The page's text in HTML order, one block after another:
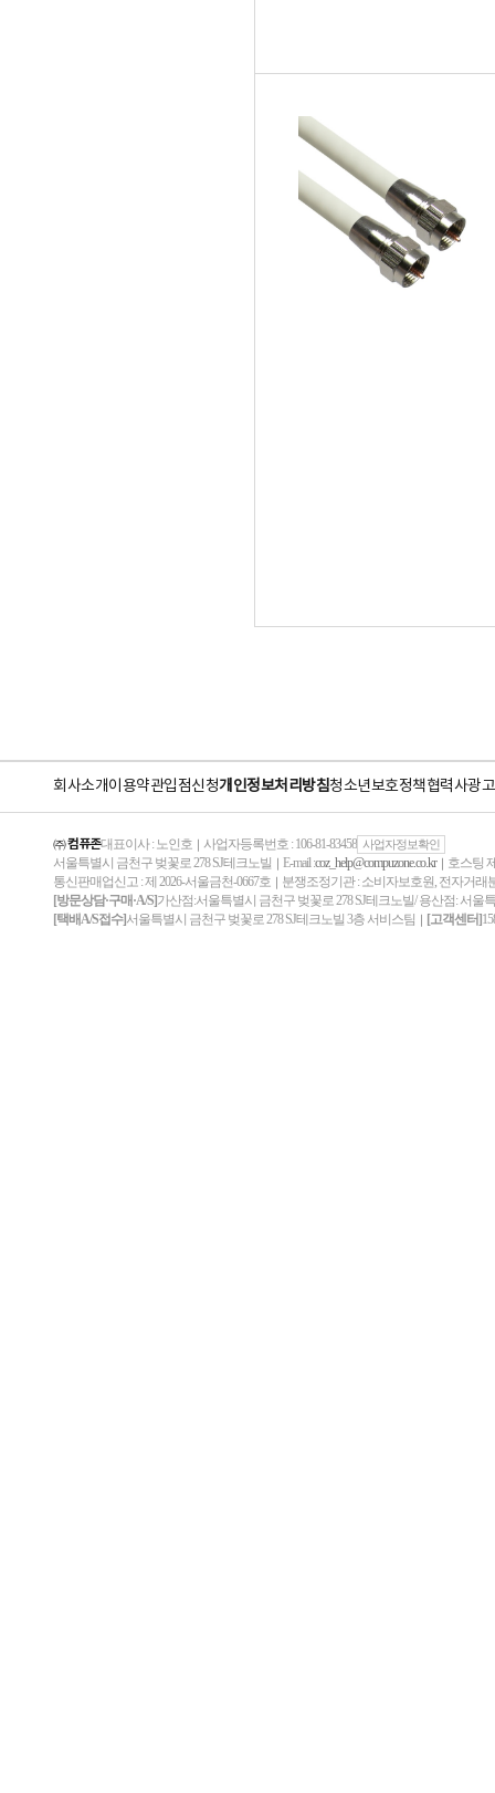
회사소개이용약관입점신청개인정보처리방침청소년보호정책협력사광
㈜ 컴퓨존대표이사 : 노인호 ｜ 사업자등록번호 : 106-81-83458 사업자정보확인
서울특별시 금천구 벚꽃로 278 SJ테크노빌 ｜ E-mail :coz_help@compuzone.co.kr｜ 호스팅
통신판매업신고 : 제 2026-서울금천-0667호 ｜ 분쟁조정기관 : 소비자보호원, 전자거래
[방문상담·구매·A/S]가산점:서울특별시 금천구 벚꽃로 278 SJ테크노빌/ 용산점: 서울
[택배A/S접수]서울특별시 금천구 벚꽃로 278 SJ테크노빌 3층 서비스팀 ｜ [고객센터]